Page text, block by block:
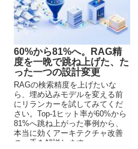
60%から81%へ。RAG精
度を一晩で跳ね上げた、た
った一つの設計変更
RAGの検索精度を上げたいな
ら、埋め込みモデルを変える前
にリランカーを試してみてくだ
さい。Top-1ヒット率が60%から
81%へ跳ね上がった事例から、
本当に効くアーキテクチャ改善
の一手を解説します。